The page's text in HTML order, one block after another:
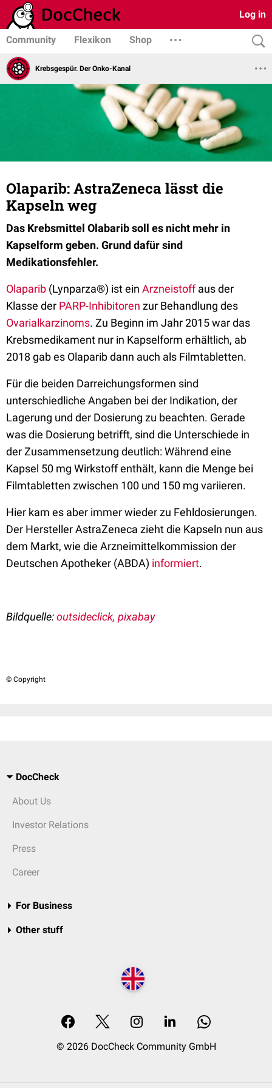
Log in
Community Flexikon Shop
Krebsgespür. Der Onko-Kanal
Olaparib: AstraZeneca lässt die
Kapseln weg
Das Krebsmittel Olabarib soll es nicht mehr in
Kapselform geben. Grund dafür sind
Medikationsfehler.
Olaparib (Lynparza®) ist ein Arzneistoffaus der
Klasse der PARP-Inhibitoren zur Behandlung des
Ovarialkarzinoms. Zu Beginn im Jahr 2015 war das
Krebsmedikament nur in Kapselform erhältlich, ab
2018 gab es Olaparib dann auch als Filmtabletten.
Für die beiden Darreichungsformen sind
unterschiedliche Angaben bei der Indikation, der
Lagerung und der Dosierung zu beachten. Gerade
was die Dosierung betrifft, sind die Unterschiede in
der Zusammensetzung deutlich: Während eine
Kapsel 50 mg Wirkstoff enthält, kann die Menge bei
Filmtabletten zwischen 100 und 150 mg variieren.
Hier kam es aber immer wieder zu Fehldosierungen.
Der Hersteller AstraZeneca zieht die Kapseln nun aus
dem Markt, wie die Arzneimittelkommission der
Deutschen Apotheker (ABDA) informiert.
Bildquelle:outsideclick, pixabay
© Copyright
DocCheck
About Us
Investor Relations
Press
Career
For Business
Other stuff
© 2026 DocCheck Community GmbH